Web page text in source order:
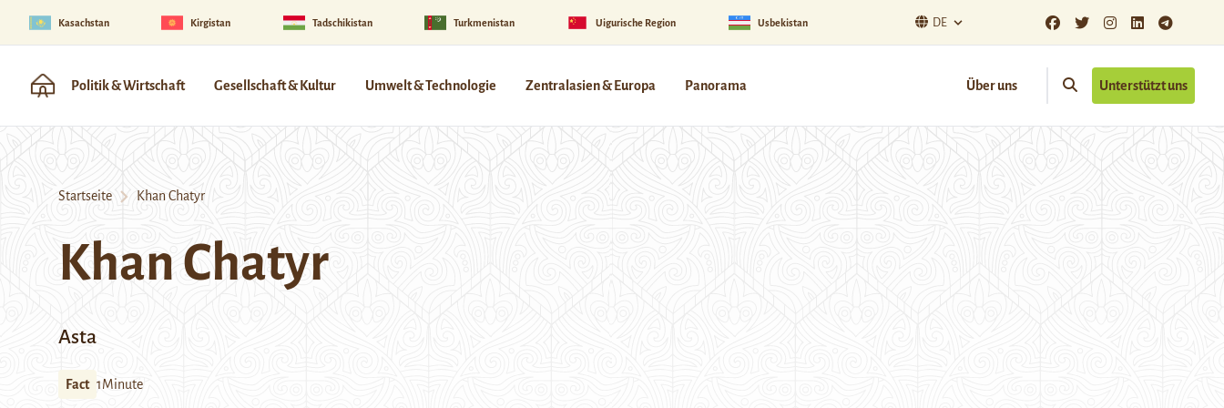
Kasachstan Kirgistan Tadschikistan Turkmenistan Uigurische Region Usbekistan DE
Politik & Wirtschaft Gesellschaft & Kultur Umwelt & Technologie Zentralasien & Europa Panorama Über uns Unterstützt uns
Startseite Khan Chatyr
Khan Chatyr
Asta
Fact 1Minute